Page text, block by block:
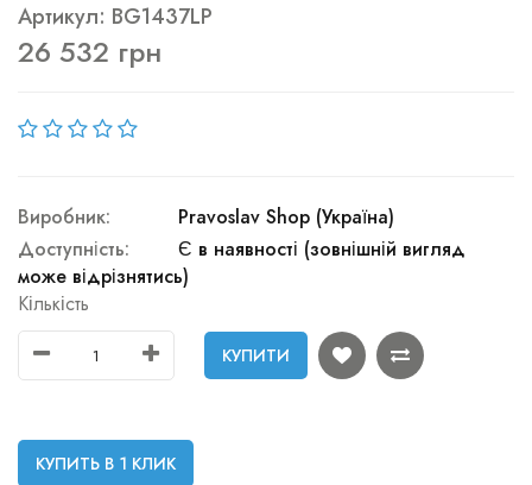
Артикул: BG1437LP
26 532 грн
Виробник:
Pravoslav Shop (Україна)
Доступність:
Є в наявності (зовнішній вигляд
може відрізнятись)
Кількість
КУПИТИ
КУПИТЬ В 1 КЛИК